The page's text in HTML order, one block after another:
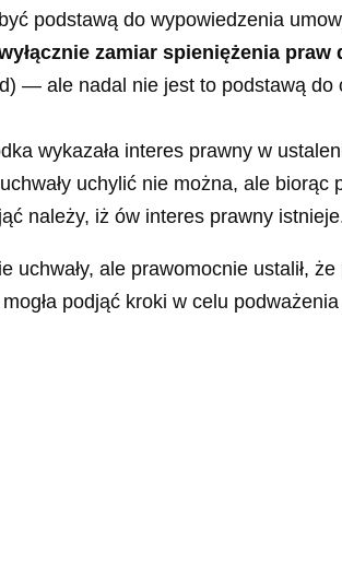
podstawą do wypowiedzenia
zamiar spieniężenia praw
— ale nadal nie jest to podstawą do
wykazała interes prawny w
uchylić nie można, ale biorąc
należy, iż ów interes prawny
ale prawomocnie ustalił,
podjąć kroki w celu